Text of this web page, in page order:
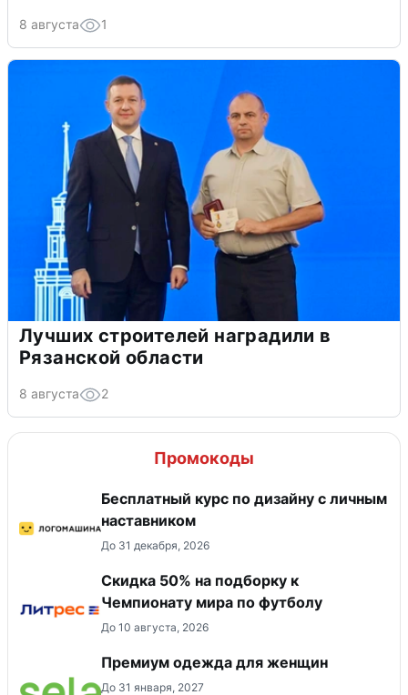
8 августа 1
Лучших строителей наградили в
Рязанской области
8 августа 2
Промокоды
Бесплатный курс по дизайну с личным
наставником
До 31 декабря, 2026
Скидка 50% на подборку к
Чемпионату мира по футболу
До 10 августа, 2026
Премиум одежда для женщин
До 31 января, 2027